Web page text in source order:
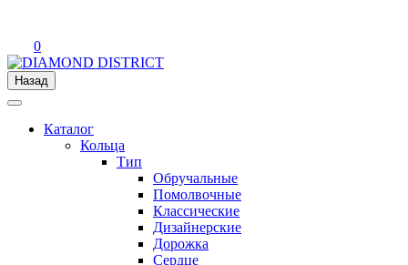
0
Назад
Каталог
Кольца
Тип
Обручальные
Помолвочные
Классические
Дизайнерские
Дорожка
Сердце